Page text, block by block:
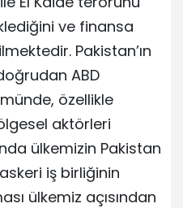
ve finansa
Pakistan’ın
ABD
özellikle
aktörleri
ülkemizin Pakistan
iş birliğinin
ülkemiz açısından